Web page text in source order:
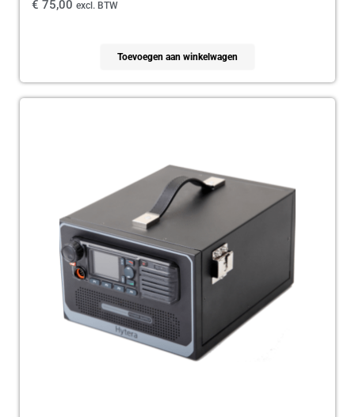
€ 75,00 excl. BTW
Toevoegen aan winkelwagen